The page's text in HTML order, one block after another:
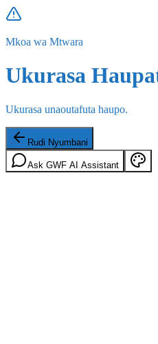
Mkoa wa Mtwara
Ukurasa
Ukurasa unaoutafuta haupo.
Rudi Nyumbani
Ask GWF AI Assistant